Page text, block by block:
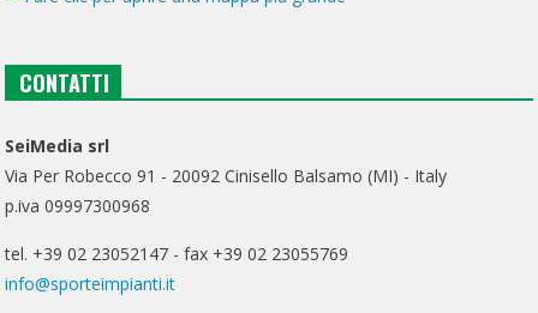
CONTATTI
SeiMedia srl
Via Per Robecco 91 - 20092 Cinisello Balsamo (MI) - Italy
p.iva 09997300968
tel. +39 02 23052147 - fax +39 02 23055769
info@sporteimpianti.it